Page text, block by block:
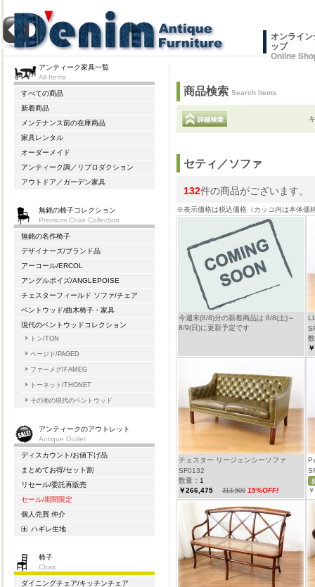
オンライ
ップ
Online
アンティーク家具一覧
All Items
すべての商品
新着商品
メンテナンス前の在庫商品
家具レンタル
オーダーメイド
アンティーク調／リプロダクション
アウトドア／ガーデン家具
無銘の椅子コレクション
Premium Chair Collection
無銘の名作椅子
デザイナーズ/ブランド品
アーコール/ERCOL
アングルポイズ/ANGLEPOISE
チェスターフィールド ソファ/チェア
ベントウッド/曲木椅子・家具
現代のベントウッドコレクション
トン/TON
ページド/PAGED
ファーメグ/FAMEG
トーネット/THONET
その他の現代のベントウッド
アンティークのアウトレット
Antique Outlet
ディスカウント/お値下げ品
まとめてお得/セット割
リセール/委託再販売
セール/期間限定
個人売買 仲介
ハギレ生地
椅子
Chair
ダイニングチェア/キッチンチェア
商品検索 Search Items
セティ／ソファ
132件の商品がございます。
※表示価格は税込価格（カッコ内は本体価
今週末(8/8)分の新着商品は 8/8(土)～
8/9(日)に更新予定です
チェスター リージェンシーソファ
SF0132
数量： 1
￥266,475
313,500 15%OFF!